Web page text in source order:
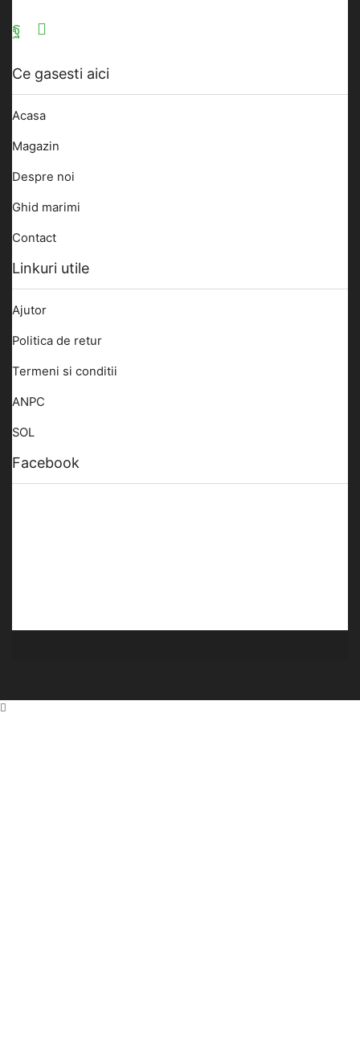
Facebook
Ce gasesti aici
Acasa
Magazin
Despre noi
Ghid marimi
Contact
Linkuri utile
Ajutor
Politica de retur
Termeni si conditii
ANPC
SOL
Facebook